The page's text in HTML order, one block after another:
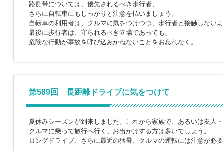
路側帯については、優先されるべき歩行者、
さらに自転車にもしっかりと注意を払いましょう。
自転車の利用者は、クルマに気をつけつつ、歩行者と接触しない
最後に歩行者は、守られるべき立場であっても、
危険な行動が事故を呼び込みかねないことをお忘れなく。
第589回 長距離ドライブに気をつけて
夏休みシーズンが到来しました。これから家族で、あるいは友人
クルマに乗って旅行へ行く、お出かけする方は多いでしょう。
ロングドライブ、さらに最近の猛暑、クルマの運転には注意が必